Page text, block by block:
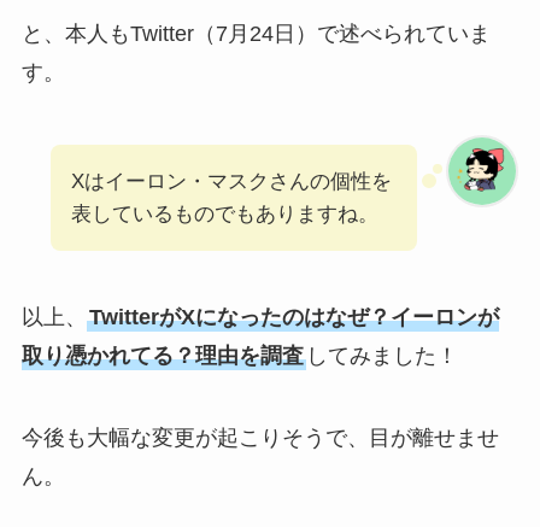
と、本人もTwitter（7月24日）で述べられていま
す。
Xはイーロン・マスクさんの個性を
表しているものでもありますね。
以上、 TwitterがXになったのはなぜ？イーロンが
取り憑かれてる？理由を調査してみました！
今後も大幅な変更が起こりそうで、目が離せませ
ん。